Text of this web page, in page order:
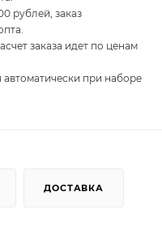
рублей, заказ
заказа идет по ценам
при наборе
ДОСТАВКА